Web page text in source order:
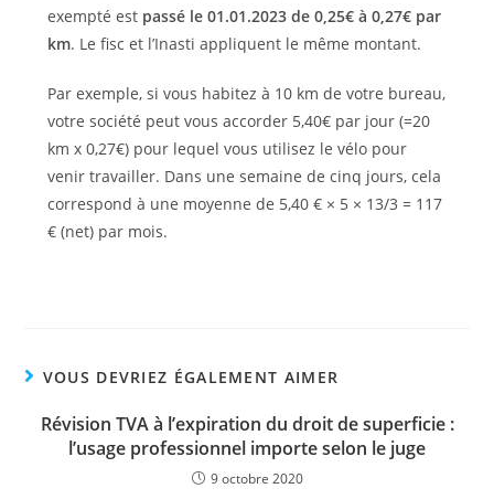
exempté est passé le 01.01.2023 de 0,25€ à 0,27€ par
km. Le fisc et l’Inasti appliquent le même montant.
Par exemple, si vous habitez à 10 km de votre bureau,
votre société peut vous accorder 5,40€ par jour (=20
km x 0,27€) pour lequel vous utilisez le vélo pour
venir travailler. Dans une semaine de cinq jours, cela
correspond à une moyenne de 5,40 € × 5 × 13/3 = 117
€ (net) par mois.
VOUS DEVRIEZ ÉGALEMENT AIMER
Révision TVA à l’expiration du droit de superficie :
l’usage professionnel importe selon le juge
9 octobre 2020